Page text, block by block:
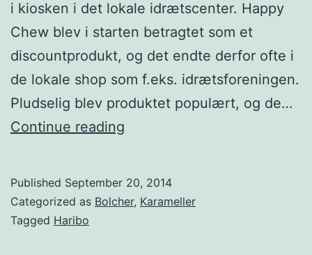
i kiosken i det lokale idrætscenter. Happy
Chew blev i starten betragtet som et
discountprodukt, og det endte derfor ofte i
de lokale shop som f.eks. idrætsforeningen.
Pludselig blev produktet populært, og de…
Continue reading
Published September 20, 2014
Categorized as Bolcher, Karameller
Tagged Haribo